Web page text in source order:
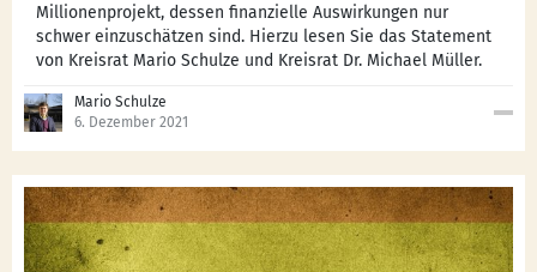
Millionenprojekt, dessen finanzielle Auswirkungen nur
schwer einzuschätzen sind. Hierzu lesen Sie das Statement
von Kreisrat Mario Schulze und Kreisrat Dr. Michael Müller.
Mario Schulze
6. Dezember 2021